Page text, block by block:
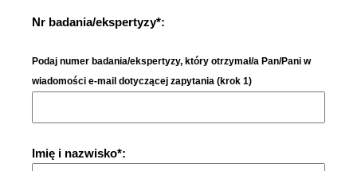
Nr badania/ekspertyzy*:
Podaj numer badania/ekspertyzy, który otrzymał/a Pan/Pani w
wiadomości e-mail dotyczącej zapytania (krok 1)
Imię i nazwisko*: